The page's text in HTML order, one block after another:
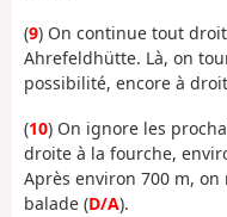
(9) On continue tout
Ahrefeldhütte. Là, on
possibilité, encore à
(10) On ignore les
droite à la fourche,
Après environ 700 m,
balade (D/A).